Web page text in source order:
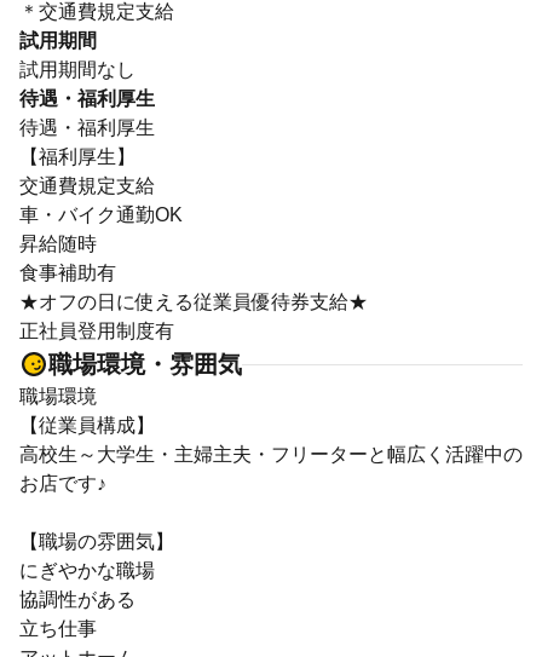
＊交通費規定支給
試用期間
試用期間なし
待遇・福利厚生
待遇・福利厚生
【福利厚生】
交通費規定支給
車・バイク通勤OK
昇給随時
食事補助有
★オフの日に使える従業員優待券支給★
正社員登用制度有
職場環境・雰囲気
職場環境
【従業員構成】
高校生～大学生・主婦主夫・フリーターと幅広く活躍中の
お店です♪
【職場の雰囲気】
にぎやかな職場
協調性がある
立ち仕事